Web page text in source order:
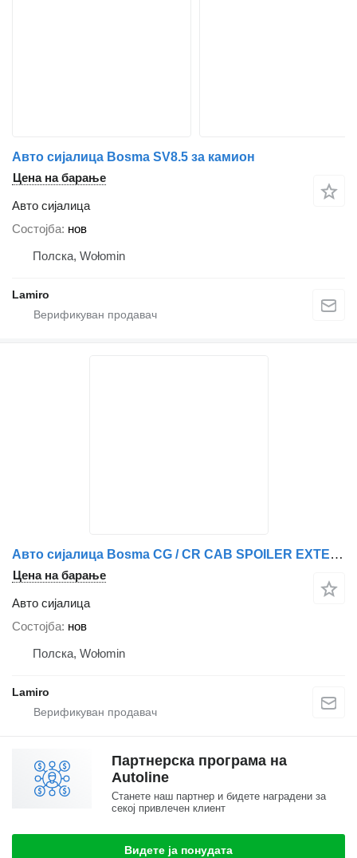
Авто сијалица Bosma SV8.5 за камион
Цена на барање
Авто сијалица
Состојба нов
Полска, Wołomin
Lamiro
Авто сијалица Bosma CG / CR CAB SPOILER EXTENSION RIGHT за камион Scania BULB H7 24V 70W STRENGTHENED BOSMA
Цена на барање
Авто сијалица
Состојба нов
Полска, Wołomin
Lamiro
Партнерска програма на
Autoline
Станете наш партнер и бидете наградени за
секој привлечен клиент
Видете ја понудата